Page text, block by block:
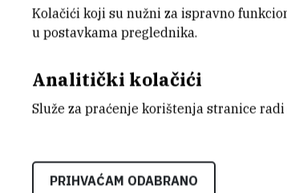
Suradnice LBUM-a, Sara
Ivanković i dr. sc. Vlatka
zagađenja u hiporeičkoj
Kolačići koji su nužni za ispravno
u postavkama preglednika.
Analitički kolačići
Služe za praćenje korištenja stranice
PRIHVAĆAM ODABRANO